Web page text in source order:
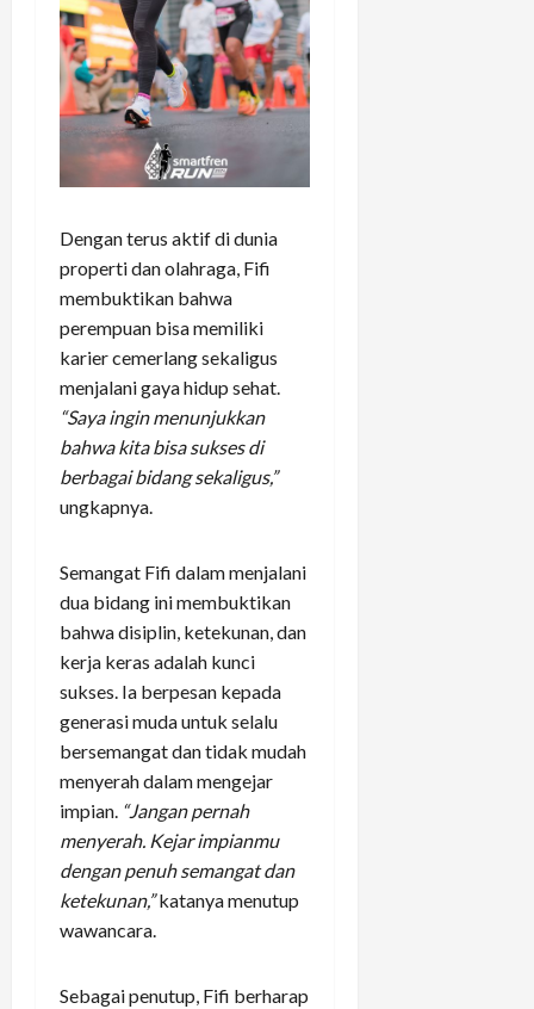
Dengan terus aktif di dunia
properti dan olahraga, Fifi
membuktikan bahwa
perempuan bisa memiliki
karier cemerlang sekaligus
menjalani gaya hidup sehat.
“Saya ingin menunjukkan
bahwa kita bisa sukses di
berbagai bidang sekaligus,”
ungkapnya.
Semangat Fifi dalam menjalani
dua bidang ini membuktikan
bahwa disiplin, ketekunan, dan
kerja keras adalah kunci
sukses. Ia berpesan kepada
generasi muda untuk selalu
bersemangat dan tidak mudah
menyerah dalam mengejar
impian. “Jangan pernah
menyerah. Kejar impianmu
dengan penuh semangat dan
ketekunan,”katanya menutup
wawancara.
Sebagai penutup, Fifi berharap